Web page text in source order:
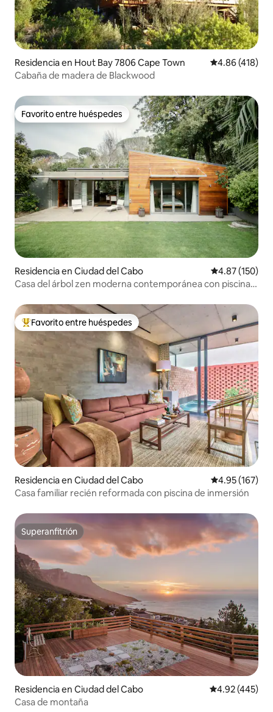
Residencia en Hout Bay 7806 Cape Town Calificación
4.86 (418)
Cabaña de madera de Blackwood
Favorito entre huéspedes
Favorito entre huéspedes
Residencia en Ciudad del Cabo Calificación
4.87 (150)
Casa del árbol zen moderna contemporánea con piscina
De los mejores en Favorito entre huéspedes
Favorito entre huéspedes
Residencia en Ciudad del Cabo Calificación
4.95 (167)
Casa familiar recién reformada con piscina de inmersión
Superanfitrión
Superanfitrión
Residencia en Ciudad del Cabo Calificación
4.92 (445)
Casa de montaña